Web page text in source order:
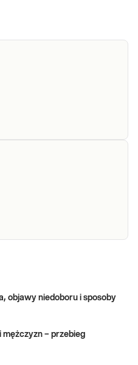
anty-mannowych IgA
układowej oraz
wewnętrznych.
objawy niedoboru i sposoby
mężczyzn – przebieg